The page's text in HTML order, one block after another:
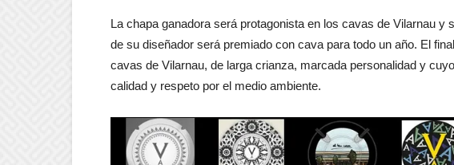
La chapa ganadora será protagonista en los cavas de Vilarnau y
de su diseñador será premiado con cava para todo un año. El
cavas de Vilarnau, de larga crianza, marcada personalidad y
calidad y respeto por el medio ambiente.